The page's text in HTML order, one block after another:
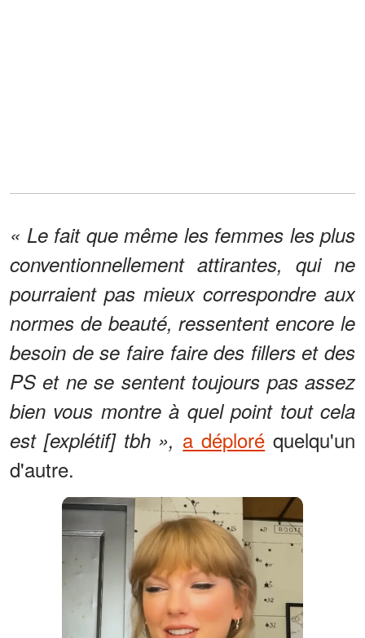
« Le fait que même les femmes les plus
conventionnellement attirantes, qui ne
pourraient pas mieux correspondre aux
normes de beauté, ressentent encore le
besoin de se faire faire des fillers et des
PS et ne se sentent toujours pas assez
bien vous montre à quel point tout cela
est [explétif] tbh », a déploré quelqu'un
d'autre.